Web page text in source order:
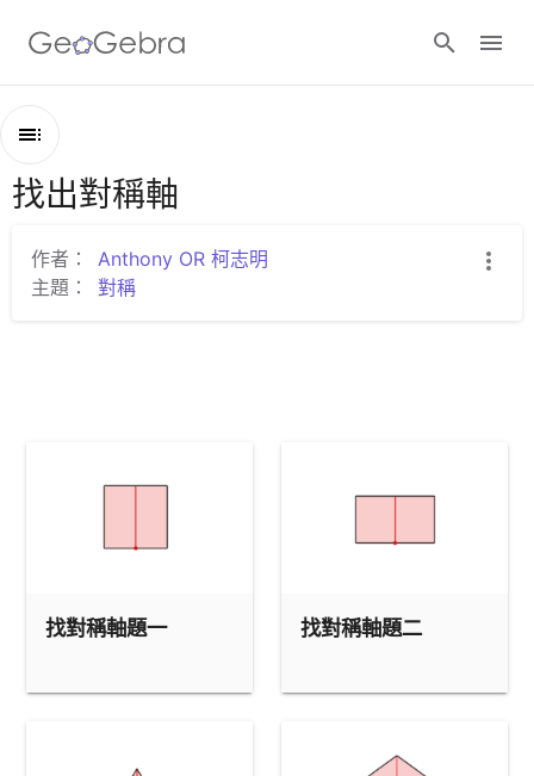
Google Classroom
GeoGebra Classroom
綱
找出對稱軸
找對稱軸題一
找對稱軸題七
找出對稱軸
作者：
Anthony OR 柯志明
主題：
對稱
找對稱軸題一 找對稱軸題二